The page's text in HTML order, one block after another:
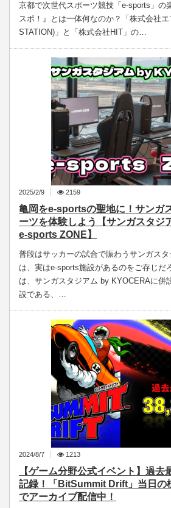
京都で次世代スポーツ競技「e-sports」の
スポ！』とは一体何なのか？「株式会社
STATION)」と「株式会社HIT」の…
2025/2/9 2159
亀岡をe-sportsの聖地に！サンガ
ーツを体験しよう【サンガスタジ
e-sports ZONE】
普段はサッカーの試合で賑わうサンガス
は、実はe-sports施設があるのをご存じ
は、サンガスタジアム by KYOCERAに併
設である、…
2024/8/7 1213
【ゲーム分野公式イベント】過去
記録！「BitSummit Drift」当日の
でアーカイブ配信中！